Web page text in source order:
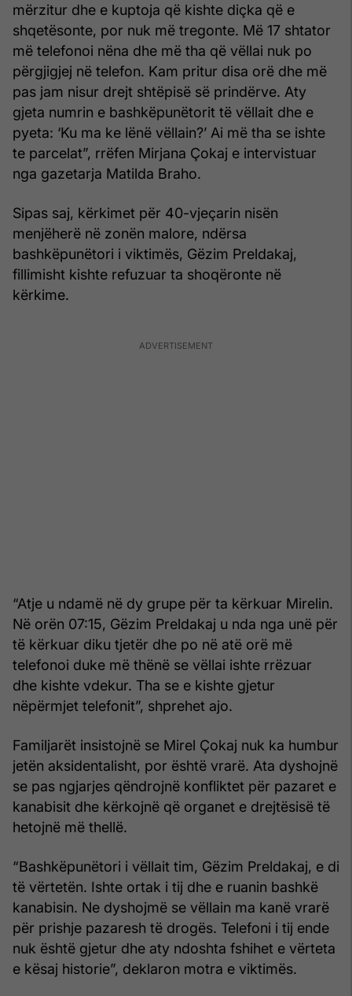
mërzitur dhe e kuptoja që kishte diçka që e
shqetësonte, por nuk më tregonte. Më 17 shtator
më telefonoi nëna dhe më tha që vëllai nuk po
përgjigjej në telefon. Kam pritur disa orë dhe më
pas jam nisur drejt shtëpisë së prindërve. Aty
gjeta numrin e bashkëpunëtorit të vëllait dhe e
pyeta: ‘Ku ma ke lënë vëllain?’ Ai më tha se ishte
te parcelat”, rrëfen Mirjana Çokaj e intervistuar
nga gazetarja Matilda Braho.
Sipas saj, kërkimet për 40-vjeçarin nisën
menjëherë në zonën malore, ndërsa
bashkëpunëtori i viktimës, Gëzim Preldakaj,
fillimisht kishte refuzuar ta shoqëronte në
kërkime.
“Atje u ndamë në dy grupe për ta kërkuar Mirelin.
Në orën 07:15, Gëzim Preldakaj u nda nga unë për
të kërkuar diku tjetër dhe po në atë orë më
telefonoi duke më thënë se vëllai ishte rrëzuar
dhe kishte vdekur. Tha se e kishte gjetur
nëpërmjet telefonit”, shprehet ajo.
Familjarët insistojnë se Mirel Çokaj nuk ka humbur
jetën aksidentalisht, por është vrarë. Ata dyshojnë
se pas ngjarjes qëndrojnë konfliktet për pazaret e
kanabisit dhe kërkojnë që organet e drejtësisë të
hetojnë më thellë.
“Bashkëpunëtori i vëllait tim, Gëzim Preldakaj, e di
të vërtetën. Ishte ortak i tij dhe e ruanin bashkë
kanabisin. Ne dyshojmë se vëllain ma kanë vrarë
për prishje pazaresh të drogës. Telefoni i tij ende
nuk është gjetur dhe aty ndoshta fshihet e vërteta
e kësaj historie”, deklaron motra e viktimës.